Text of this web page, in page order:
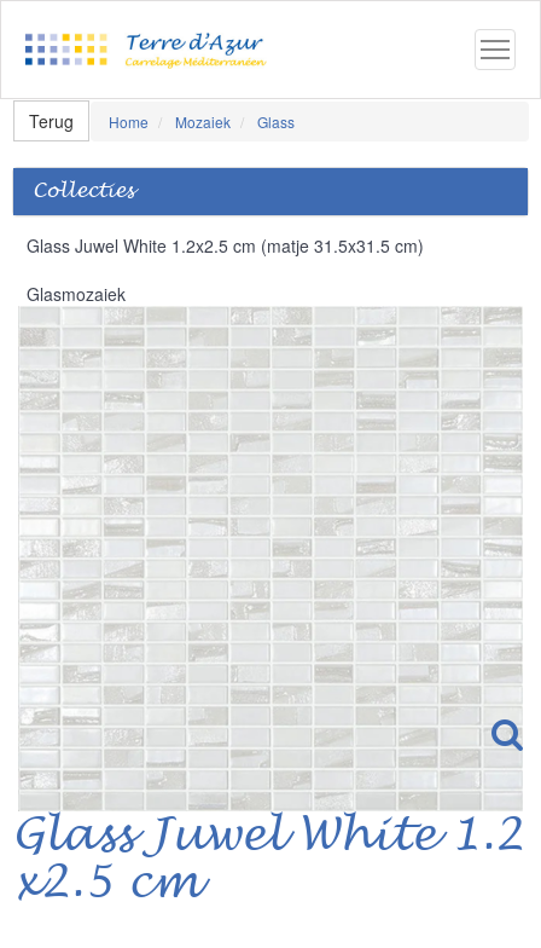
Terug Home Mozaiek Glass
Collecties
Glass Juwel White 1.2x2.5 cm (matje 31.5x31.5 cm)
Glasmozaiek
Glass Juwel White 1.2
x2.5 cm